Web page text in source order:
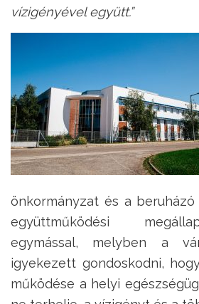
vízigényével együtt.”
önkormányzat és a beruházó
együttműködési
egymással, melyben a
igyekezett gondoskodni,
működése a helyi